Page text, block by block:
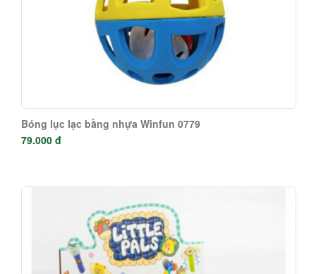
Bóng lục lạc bằng nhựa Winfun 0779
79.000 đ